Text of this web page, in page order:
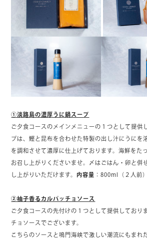
①淡路島の濃厚うに鍋スープ
ご夕食コースのメインメニューの１つとして提供
プは、鰹と昆布を合わせた特製の出し汁にうにを
を調和させて濃厚に仕上げております。海鮮をた
お召し上がりくださいませ。〆はごはん・卵と併
し上がりいただけます。 内容量 ：800ml（２人前
②柚子香るカルパッチョソース
ご夕食コースの先付けの１つとして提供しており
チョソースでございます。
こちらのソースと鳴門海峡で激しい潮流にもまれ